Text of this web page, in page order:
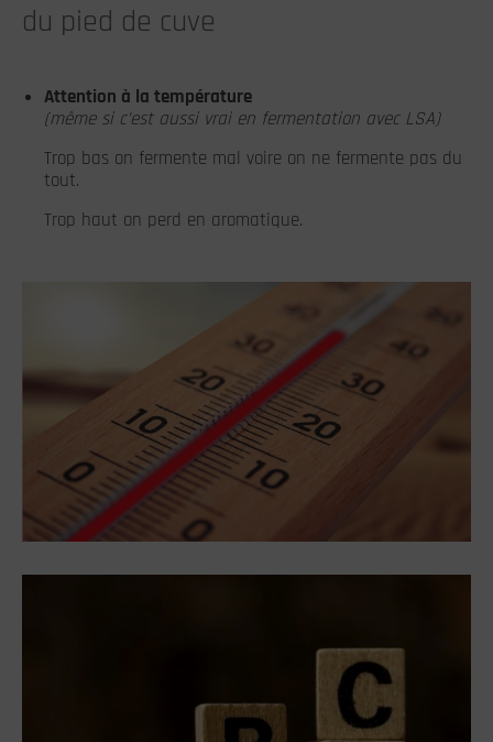
du pied de cuve
Attention à la température
(même si c’est aussi vrai en fermentation avec LSA)
Trop bas on fermente mal voire on ne fermente pas du
tout.
Trop haut on perd en aromatique.